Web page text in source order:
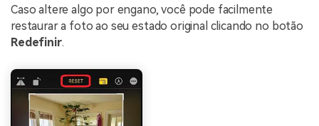
Caso altere algo por engano, você pode facilmente
restaurar a foto ao seu estado original clicando no botão
Redefinir.